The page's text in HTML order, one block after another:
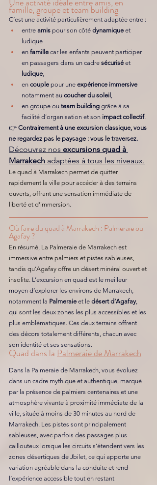
famille, groupe et team building
C’est une activité particulièrement adaptée entre :
entre amis pour son côté dynamique et
ludique
en famille car les enfants peuvent participer
en passagers dans un cadre sécurisé et
ludique,
en couple pour une expérience immersive
notamment au coucher du soleil ,
en groupe ou team building grâce à sa
facilité d’organisation et son impact collectif.
👉 Contrairement à une excursion classique, vous
ne regardez pas le paysage : vous le traversez.
Découvrez nos excursions quad à
Marrakech adaptées à tous les niveaux.
Le quad à Marrakech permet de quitter
rapidement la ville pour accéder à des terrains
ouverts, offrant une sensation immédiate de
liberté et d’immersion.
Où faire du quad à Marrakech : Palmeraie ou
Agafay ?
En résumé, La Palmeraie de Marrakech est
immersive entre palmiers et pistes sableuses,
tandis qu’Agafay offre un désert minéral ouvert et
insolite. L’excursion en quad est le meilleur
moyen d’explorer les environs de Marrakech,
notamment la Palmeraie et le désert d’Agafay,
qui sont les deux zones les plus accessibles et les
plus emblématiques. Ces deux terrains offrent
des décors totalement différents, chacun avec
son identité et ses sensations.
Quad dans la Palmeraie de Marrakech
Dans la Palmeraie de Marrakech, vous évoluez
dans un cadre mythique et authentique, marqué
par la présence de palmiers centenaires et une
atmosphère vivante à proximité immédiate de la
ville, située à moins de 30 minutes au nord de
Marrakech. Les pistes sont principalement
sableuses, avec parfois des passages plus
caillouteux lorsque les circuits s’étendent vers les
zones désertiques de Jbilet, ce qui apporte une
variation agréable dans la conduite et rend
l’expérience accessible tout en restant